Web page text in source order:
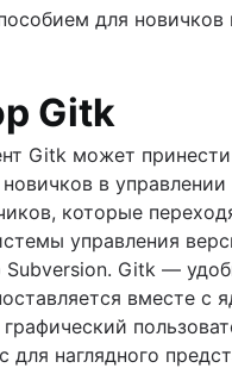
Git
LFS
git gc
prune
Bash
хранить скрытые
Cherry Pick
show
для новичков
Gitk
Gitk может
в
которые
управления
Subversion. Gitk —
вместе с
для наглядного